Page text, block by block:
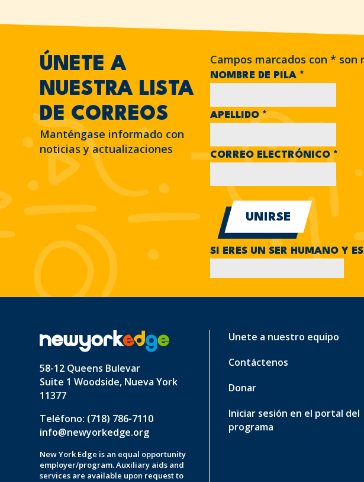
ÚNETE A
NUESTRA LISTA
DE CORREOS
Manténgase informado con
noticias y actualizaciones
Campos marcados con* son
NOMBRE DE PILA *
APELLIDO*
CORREO ELECTRÓNICO*
SI ERES UN SER HUMANO Y
58-12 Queens Bulevar
Suite 1 Woodside, Nueva York
11377
Teléfono: (718) 786-7110
info@newyorkedge.org
New York Edge is an equal opportunity
employer/program. Auxiliary aids and
services are available upon request to
Unete a nuestro equipo
Contáctenos
Donar
Iniciar sesión en el portal del
programa